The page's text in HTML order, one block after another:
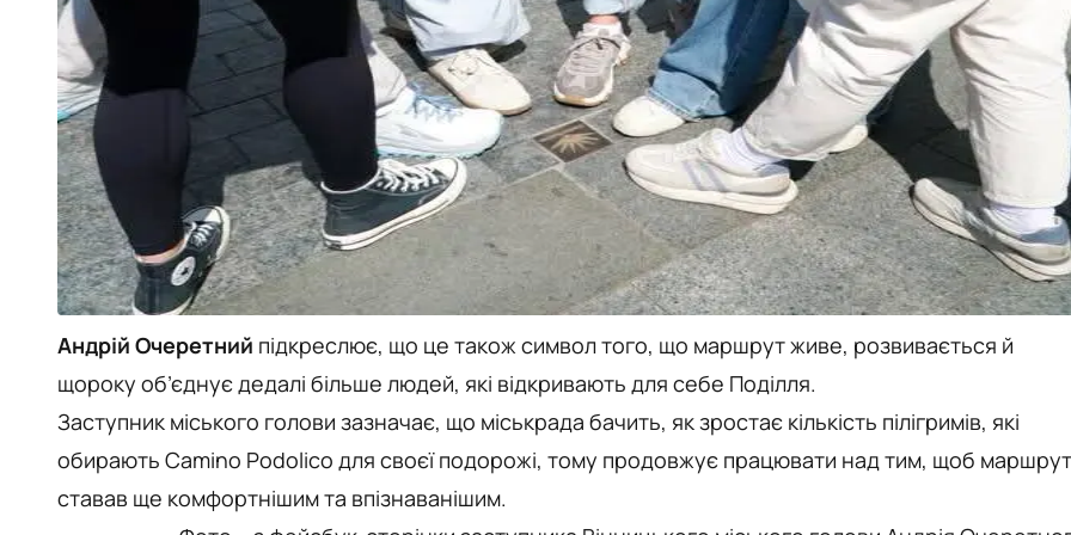
Андрій Очеретний підкреслює, що це також символ того, що маршрут живе, розвивається й
щороку об’єднує дедалі більше людей, які відкривають для себе Поділля.
Заступник міського голови зазначає, що міськрада бачить, як зростає кількість пілігримів, які
обирають Camino Podolico для своєї подорожі, тому продовжує працювати над тим, щоб маршрут
ставав ще комфортнішим та впізнаванішим.